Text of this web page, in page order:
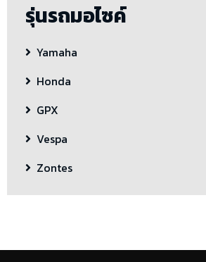
รุ่นรถมอไซค์
Yamaha
Honda
GPX
Vespa
Zontes